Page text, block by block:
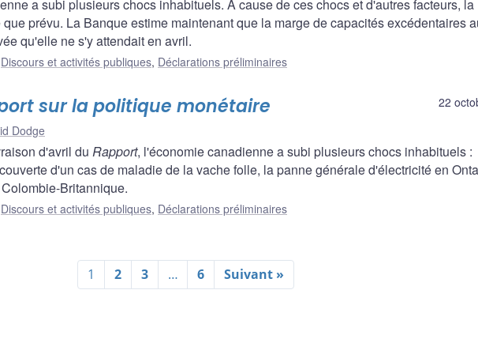
a subi plusieurs chocs inhabituels. À cause de ces chocs et d'autres facteurs, la
prévu. La Banque estime maintenant que la marge de capacités excédentaires
qu'elle ne s'y attendait en avril.
Discours et activités publiques, Déclarations préliminaires
22
sur la politique monétaire
Dodge
d'avril du Rapport, l'économie canadienne a subi plusieurs chocs inhabituels :
d'un cas de maladie de la vache folle, la panne générale d'électricité en
Britannique.
Discours et activités publiques, Déclarations préliminaires
1 2 3 … 6 Suivant »